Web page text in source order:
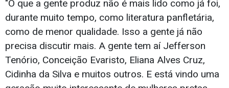
"O que a gente produz não é mais lido como já foi,
durante muito tempo, como literatura panfletária,
como de menor qualidade. Isso a gente já não
precisa discutir mais. A gente tem aí Jefferson
Tenório, Conceição Evaristo, Eliana Alves Cruz,
Cidinha da Silva e muitos outros. E está vindo uma